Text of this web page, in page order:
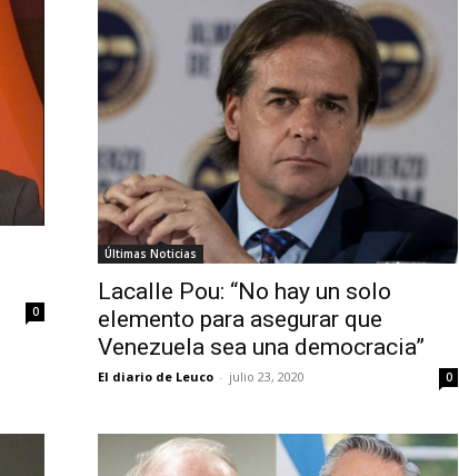
0
Últimas Noticias
Lacalle Pou: “No hay un solo
elemento para asegurar que
Venezuela sea una democracia”
El diario de Leuco - julio 23, 2020 0